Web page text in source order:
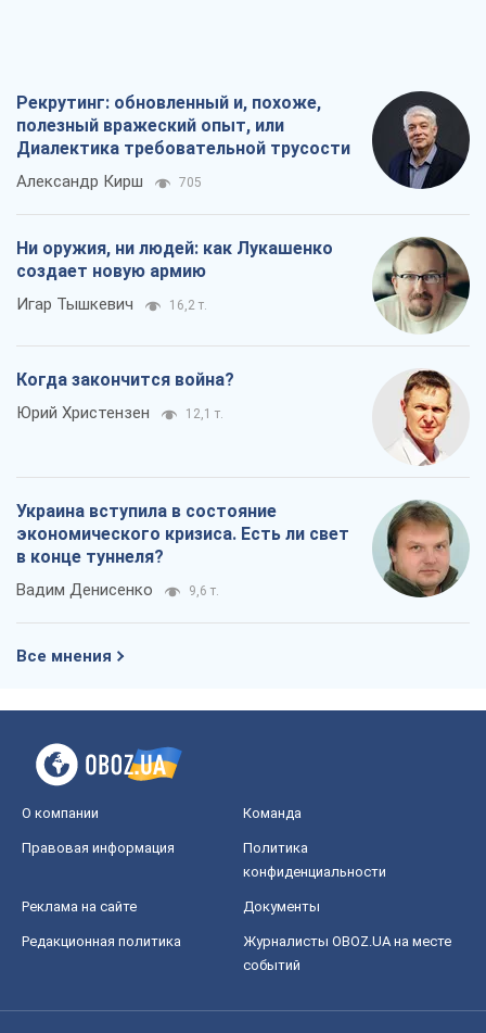
Рекрутинг: обновленный и, похоже,
полезный вражеский опыт, или
Диалектика требовательной трусости
Александр Кирш 705
Ни оружия, ни людей: как Лукашенко
создает новую армию
Игар Тышкевич 16,2 т.
Когда закончится война?
Юрий Христензен 12,1 т.
Украина вступила в состояние
экономического кризиса. Есть ли свет
в конце туннеля?
Вадим Денисенко 9,6 т.
Все мнения
О компании Команда
Правовая информация
Политика
конфиденциальности
Реклама на сайте Документы
Редакционная политика
Журналисты OBOZ.UA на месте
событий